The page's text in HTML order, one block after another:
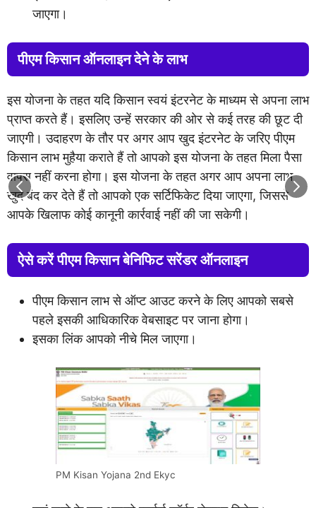
जाएगा।
पीएम किसान ऑनलाइन देने के लाभ
इस योजना के तहत यदि किसान स्वयं इंटरनेट के माध्यम से अपना लाभ
प्राप्त करते हैं। इसलिए उन्हें सरकार की ओर से कई तरह की छूट दी
जाएगी। उदाहरण के तौर पर अगर आप खुद इंटरनेट के जरिए पीएम
किसान लाभ मुहैया कराते हैं तो आपको इस योजना के तहत मिला पैसा
वापस नहीं करना होगा। इस योजना के तहत अगर आप अपना लाभ
खुद बंद कर देते हैं तो आपको एक सर्टिफिकेट दिया जाएगा, जिससे
आपके खिलाफ कोई कानूनी कार्रवाई नहीं की जा सकेगी।
ऐसे करें पीएम किसान बेनिफिट सरेंडर ऑनलाइन
पीएम किसान लाभ से ऑप्ट आउट करने के लिए आपको सबसे
पहले इसकी आधिकारिक वेबसाइट पर जाना होगा।
इसका लिंक आपको नीचे मिल जाएगा।
PM Kisan Yojana 2nd Ekyc